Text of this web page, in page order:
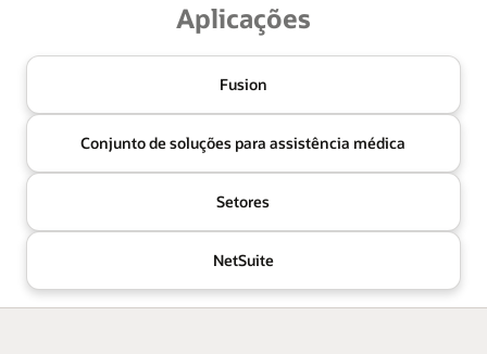
Aplicações
Fusion
Conjunto de soluções para assistência médica
Setores
NetSuite